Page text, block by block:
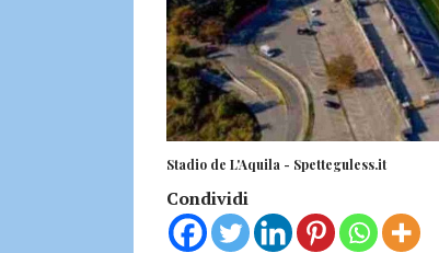
Stadio de L'Aquila - Spetteguless.it
Condividi